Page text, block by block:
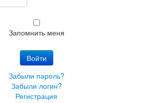
Запомнить меня
Войти
Забыли пароль?
Забыли логин?
Регистрация